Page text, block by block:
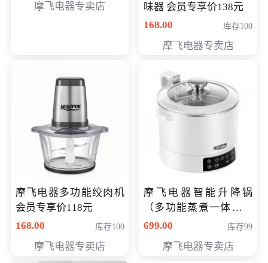
摩飞电器专卖店
味器 会员专享价138元
168.00
库存100
摩飞电器专卖店
摩飞电器多功能绞肉机
会员专享价118元
168.00
库存100
摩飞电器专卖店
摩飞电器智能升降锅
（多功能蒸煮一体锅）
（智能升降养生锅） 会
699.00 库存99
摩飞电器专卖店